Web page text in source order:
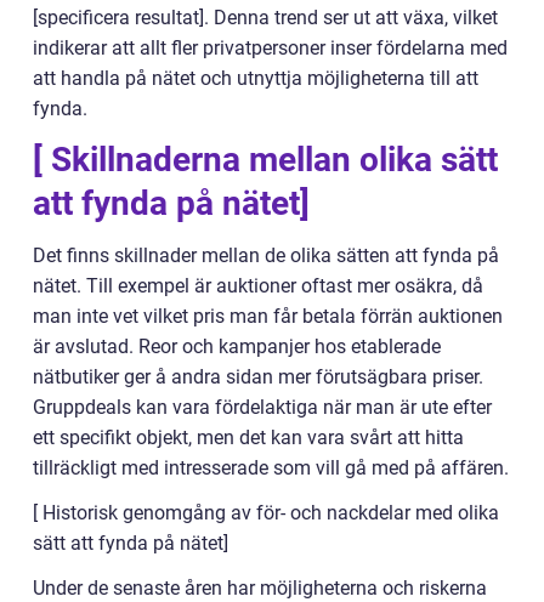
[specificera resultat]. Denna trend ser ut att växa, vilket
indikerar att allt fler privatpersoner inser fördelarna med
att handla på nätet och utnyttja möjligheterna till att
fynda.
[ Skillnaderna mellan olika sätt
att fynda på nätet]
Det finns skillnader mellan de olika sätten att fynda på
nätet. Till exempel är auktioner oftast mer osäkra, då
man inte vet vilket pris man får betala förrän auktionen
är avslutad. Reor och kampanjer hos etablerade
nätbutiker ger å andra sidan mer förutsägbara priser.
Gruppdeals kan vara fördelaktiga när man är ute efter
ett specifikt objekt, men det kan vara svårt att hitta
tillräckligt med intresserade som vill gå med på affären.
[ Historisk genomgång av för- och nackdelar med olika
sätt att fynda på nätet]
Under de senaste åren har möjligheterna och riskerna